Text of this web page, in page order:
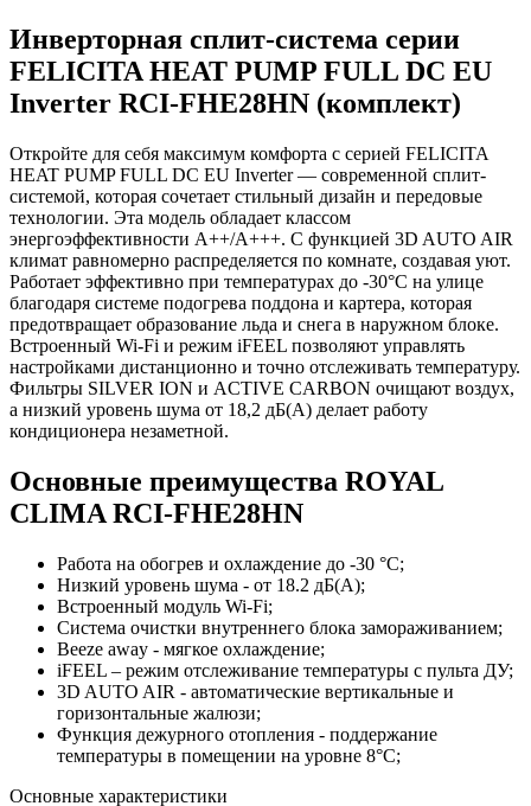
Инверторная сплит-система серии
FELICITA HEAT PUMP FULL DC EU
Inverter RCI-FHE28HN (комплект)
Откройте для себя максимум комфорта с серией FELICITA
HEAT PUMP FULL DC EU Inverter — современной сплит-
системой, которая сочетает стильный дизайн и передовые
технологии. Эта модель обладает классом
энергоэффективности A++/A+++. С функцией 3D AUTO AIR
климат равномерно распределяется по комнате, создавая уют.
Работает эффективно при температурах до -30°C на улице
благодаря системе подогрева поддона и картера, которая
предотвращает образование льда и снега в наружном блоке.
Встроенный Wi-Fi и режим iFEEL позволяют управлять
настройками дистанционно и точно отслеживать температуру.
Фильтры SILVER ION и ACTIVЕ CARBON очищают воздух,
а низкий уровень шума от 18,2 дБ(А) делает работу
кондиционера незаметной.
Основные преимущества ROYAL
CLIMA RCI-FHE28HN
Работа на обогрев и охлаждение до -30 °C;
Низкий уровень шума - от 18.2 дБ(А);
Встроенный модуль Wi-Fi;
Система очистки внутреннего блока замораживанием;
Beeze away - мягкое охлаждение;
iFEEL – режим отслеживание температуры с пульта ДУ;
3D AUTO AIR - автоматические вертикальные и
горизонтальные жалюзи;
Функция дежурного отопления - поддержание
температуры в помещении на уровне 8°C;
Основные характеристики